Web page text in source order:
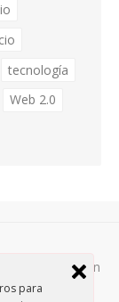
para
tecnología
Web 2.0
página están
Attribution-